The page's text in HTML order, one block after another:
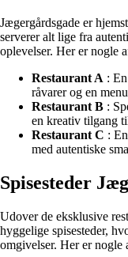
Jægergårdsgade er
serverer alt lige fra
oplevelser. Her er nogle
Restaurant A :
råvarer og en
Restaurant B :
en kreativ tilgang
Restaurant C :
med autentiske
Spisesteder
Udover de eksklusive
hyggelige spisesteder,
omgivelser. Her er nogle